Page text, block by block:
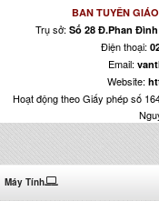
BAN TUYÊN
Trụ sở: Số 28 Đ.Phan
Điện thoại:
Email:
Website:
Hoạt động theo Giấy phép số
Máy Tính